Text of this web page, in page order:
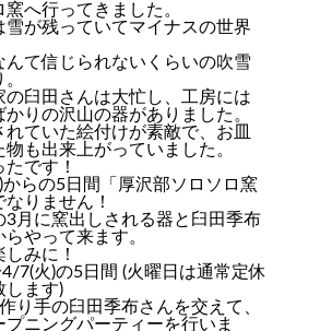
へ行ってきました。
雪が残っていてマイナスの世界
んて信じられないくらいの吹雪
の臼田さんは大忙し、工房には
りの沢山の器がありました。
れていた絵付けが素敵で、お皿
も出来上がっていました。
です！
らの5日間「厚沢部ソロソロ窯
りません！
3月に窯出しされる器と臼田季布
やって来ます。
みに！
7(火)の5日間 (火曜日は通常定休
します)
り手の臼田季布さんを交えて、
プニングパーティーを行いま